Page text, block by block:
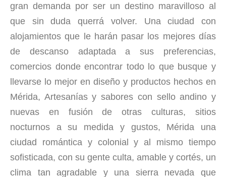
gran demanda por ser un destino maravilloso al
que sin duda querrá volver. Una ciudad con
alojamientos que le harán pasar los mejores días
de descanso adaptada a sus preferencias,
comercios donde encontrar todo lo que busque y
llevarse lo mejor en diseño y productos hechos en
Mérida, Artesanías y sabores con sello andino y
nuevas en fusión de otras culturas, sitios
nocturnos a su medida y gustos, Mérida una
ciudad romántica y colonial y al mismo tiempo
sofisticada, con su gente culta, amable y cortés, un
clima tan agradable y una sierra nevada que